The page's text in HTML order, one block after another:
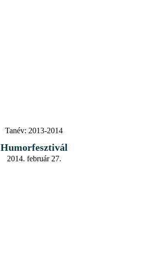
Tanév: 2013-2014
Humorfesztivál
2014. február 27.